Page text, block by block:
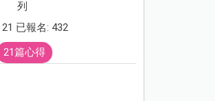
列
已報名: 432
21篇心得